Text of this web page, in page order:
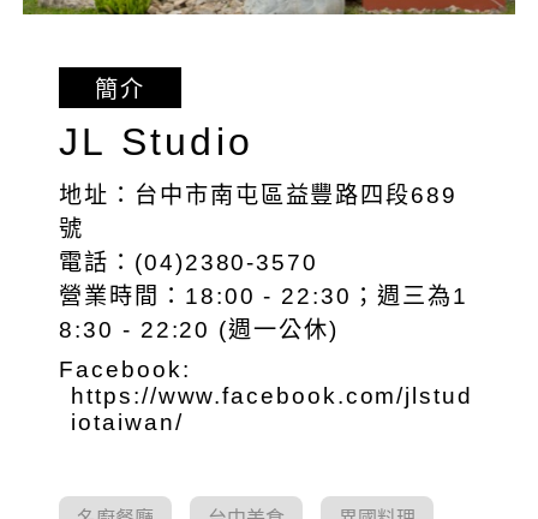
簡介
JL Studio
地址：台中市南屯區益豐路四段689
號
電話：(04)2380-3570
營業時間：18:00 - 22:30；週三為1
8:30 - 22:20 (週一公休)
Facebook:
https://www.facebook.com/jlstud
iotaiwan/